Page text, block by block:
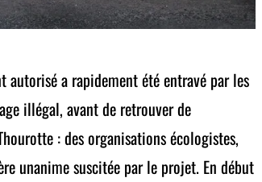
a rapidement été entravé par les
illégal, avant de retrouver de
: des organisations écologistes,
unanime suscitée par le projet. En début